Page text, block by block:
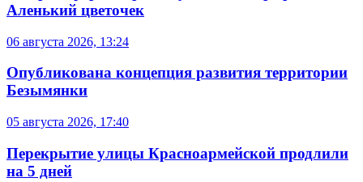
Аленький цветочек
06 августа 2026, 13:24
Опубликована концепция развития территории
Безымянки
05 августа 2026, 17:40
Перекрытие улицы Красноармейской продлили
на 5 дней